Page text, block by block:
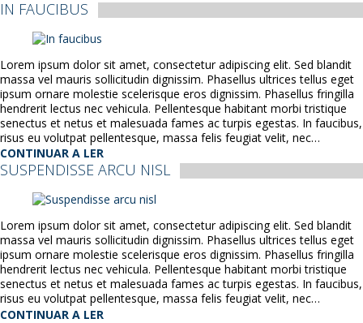
IN FAUCIBUS
Lorem ipsum dolor sit amet, consectetur adipiscing elit. Sed blandit
massa vel mauris sollicitudin dignissim. Phasellus ultrices tellus eget
ipsum ornare molestie scelerisque eros dignissim. Phasellus fringilla
hendrerit lectus nec vehicula. Pellentesque habitant morbi tristique
senectus et netus et malesuada fames ac turpis egestas. In faucibus,
risus eu volutpat pellentesque, massa felis feugiat velit, nec…
CONTINUAR A LER
SUSPENDISSE ARCU NISL
Lorem ipsum dolor sit amet, consectetur adipiscing elit. Sed blandit
massa vel mauris sollicitudin dignissim. Phasellus ultrices tellus eget
ipsum ornare molestie scelerisque eros dignissim. Phasellus fringilla
hendrerit lectus nec vehicula. Pellentesque habitant morbi tristique
senectus et netus et malesuada fames ac turpis egestas. In faucibus,
risus eu volutpat pellentesque, massa felis feugiat velit, nec…
CONTINUAR A LER